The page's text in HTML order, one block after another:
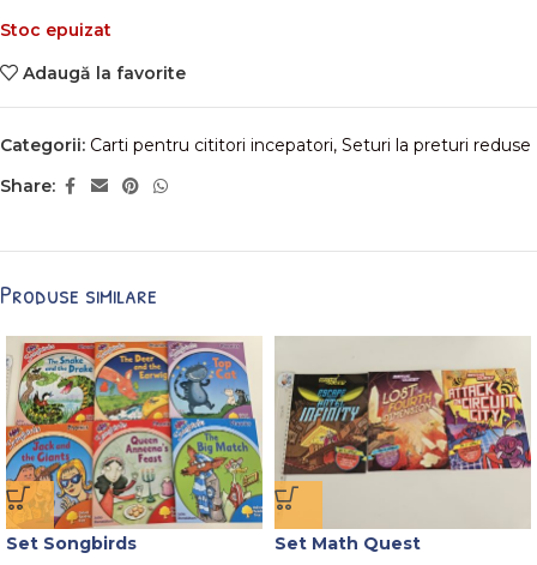
Stoc epuizat
Adaugă la favorite
Categorii: Carti pentru cititori incepatori, Seturi la preturi reduse
Share:
Produse similare
Set Songbirds Set Math Quest